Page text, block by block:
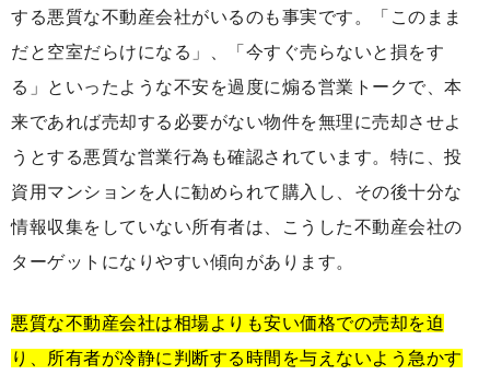
する悪質な不動産会社がいるのも事実です。「このまま
だと空室だらけになる」、「今すぐ売らないと損をす
る」といったような不安を過度に煽る営業トークで、本
来であれば売却する必要がない物件を無理に売却させよ
うとする悪質な営業行為も確認されています。特に、投
資用マンションを人に勧められて購入し、その後十分な
情報収集をしていない所有者は、こうした不動産会社の
ターゲットになりやすい傾向があります。
悪質な不動産会社は相場よりも安い価格での売却を迫
り、所有者が冷静に判断する時間を与えないよう急かす